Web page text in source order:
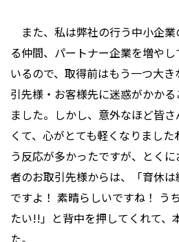
また、私は弊社の行う中小企
る仲間、パートナー企業を増や
いるので、取得前はもう一つ大
引先様・お客様先に迷惑がかか
ました。しかし、意外なほど皆
くて、心がとても軽くなりまし
う反応が多かったですが、とく
者のお取引先様からは、「育休
ですよ！ 素晴らしいですね！ う
たい!!」と背中を押してくれて、
た。